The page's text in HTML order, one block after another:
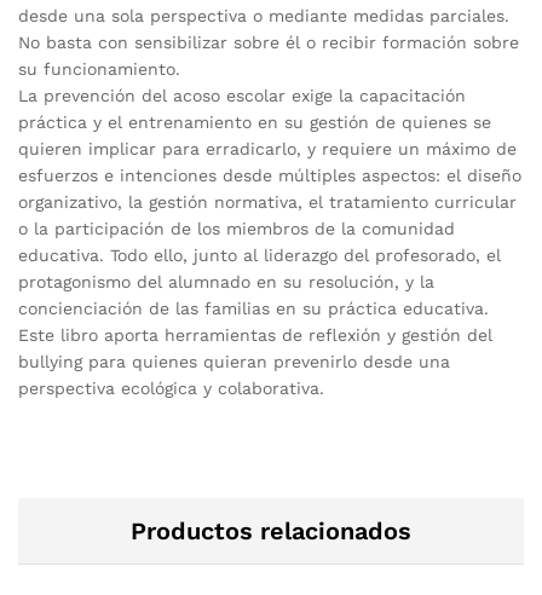
desde una sola perspectiva o mediante medidas parciales.
No basta con sensibilizar sobre él o recibir formación sobre
su funcionamiento.
La prevención del acoso escolar exige la capacitación
práctica y el entrenamiento en su gestión de quienes se
quieren implicar para erradicarlo, y requiere un máximo de
esfuerzos e intenciones desde múltiples aspectos: el diseño
organizativo, la gestión normativa, el tratamiento curricular
o la participación de los miembros de la comunidad
educativa. Todo ello, junto al liderazgo del profesorado, el
protagonismo del alumnado en su resolución, y la
concienciación de las familias en su práctica educativa.
Este libro aporta herramientas de reflexión y gestión del
bullying para quienes quieran prevenirlo desde una
perspectiva ecológica y colaborativa.
Productos relacionados